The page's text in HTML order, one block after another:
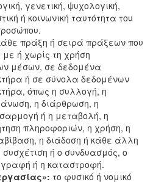
γενετική, ψυχολογική,
ή κοινωνική ταυτότητα του
πράξη ή σειρά πράξεων που
ή χωρίς τη χρήση
μέσων, σε δεδομένα
ή σε σύνολα δεδομένων
όπως η συλλογή, η
η διάρθρωση, η
ή η μεταβολή, η
πληροφοριών, η χρήση, η
η διάδοση ή κάθε άλλη
ή ο συνδυασμός, ο
ή η καταστροφή.
το φυσικό ή νομικό